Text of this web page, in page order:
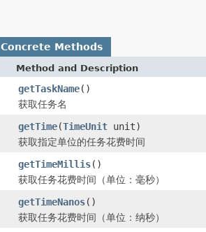
Concrete Methods
Method and Description
getTaskName()
获取任务名
getTime(TimeUnit unit)
获取指定单位的任务花费时间
getTimeMillis()
获取任务花费时间（单位：毫秒）
getTimeNanos()
获取任务花费时间（单位：纳秒）